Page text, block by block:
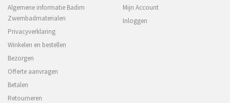
Algemene informatie Badim
Zwembadmaterialen
Privacyverklaring
Winkelen en bestellen
Bezorgen
Offerte aanvragen
Betalen
Retourneren
Mijn Account
Inloggen